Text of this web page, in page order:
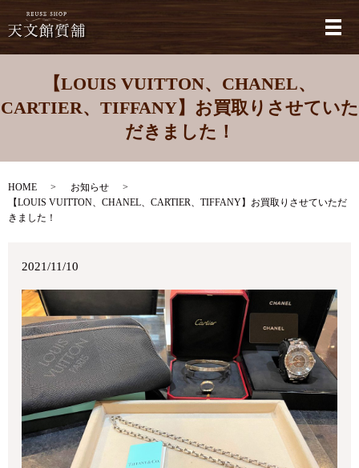
メ
【LOUIS VUITTON、CHANEL、
CARTIER、TIFFANY】お買取りさせていた
だきました！
HOME
お知らせ
【LOUIS VUITTON、CHANEL、CARTIER、TIFFANY】お買取りさせていただ
きました！
2021/11/10